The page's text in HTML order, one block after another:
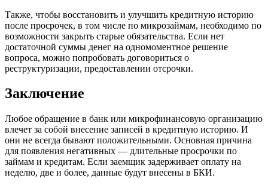
Также, чтобы восстановить и улучшить кредитную историю
после просрочек, в том числе по микрозаймам, необходимо по
возможности закрыть старые обязательства. Если нет
достаточной суммы денег на одномоментное решение
вопроса, можно попробовать договориться о
реструктуризации, предоставлении отсрочки.
Заключение
Любое обращение в банк или микрофинансовую организацию
влечет за собой внесение записей в кредитную историю. И
они не всегда бывают положительными. Основная причина
для появления негативных — длительные просрочки по
займам и кредитам. Если заемщик задерживает оплату на
неделю, две и более, данные будут внесены в БКИ.